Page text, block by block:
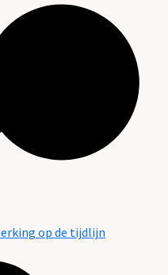
op de tijdlijn